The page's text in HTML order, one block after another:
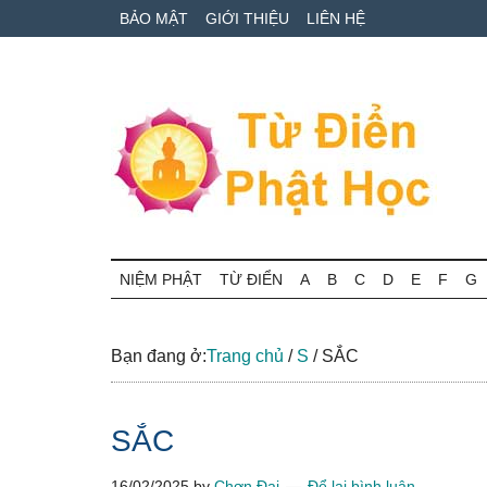
to
to
qua
BẢO MẬT GIỚI THIỆU LIÊN HỆ
Từ
điển
Phật
học
cứu
thuật
Phật
học
NIỆM PHẬT TỪ ĐIỂN A B C D E F G
Bạn đang ở:Trang chủ / S /SẮC
SẮC